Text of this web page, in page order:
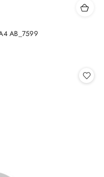
AB_7599